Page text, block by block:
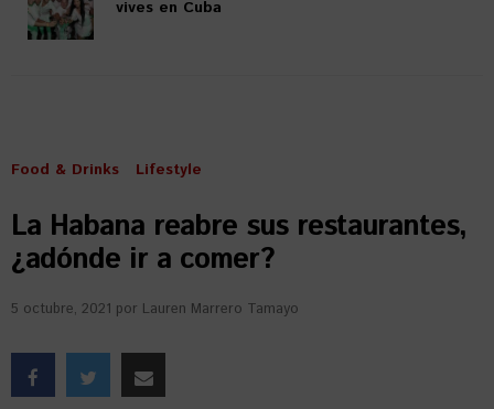
vives en Cuba
Food & Drinks Lifestyle
La Habana reabre sus restaurantes,
¿adónde ir a comer?
5 octubre, 2021 por Lauren Marrero Tamayo